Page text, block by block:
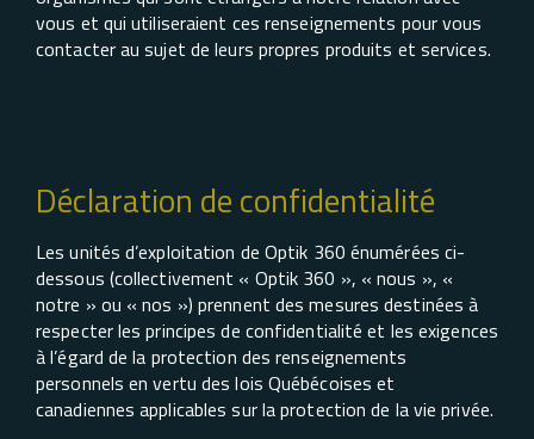
vous et qui utiliseraient ces renseignements pour vous
contacter au sujet de leurs propres produits et services.
Déclaration de confidentialité
Les unités d’exploitation de Optik 360 énumérées ci-
dessous (collectivement « Optik 360 », « nous », «
notre » ou « nos ») prennent des mesures destinées à
respecter les principes de confidentialité et les exigences
à l’égard de la protection des renseignements
personnels en vertu des lois Québécoises et
canadiennes applicables sur la protection de la vie privée.